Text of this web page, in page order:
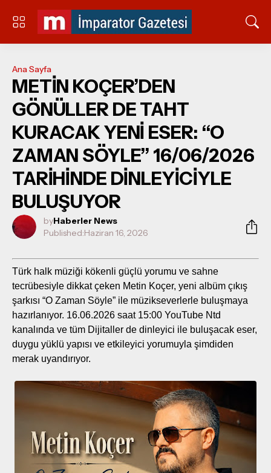
Ana Sayfa
METİN KOÇER’DEN
GÖNÜLLER DE TAHT
KURACAK YENİ ESER: “O
ZAMAN SÖYLE” 16/06/2026
TARİHİNDE DİNLEYİCİYLE
BULUŞUYOR
byHaberler News
Published:Haziran 16, 2026
Türk halk müziği kökenli güçlü yorumu ve sahne
tecrübesiyle dikkat çeken Metin Koçer, yeni albüm çıkış
şarkısı “O Zaman Söyle” ile müzikseverlerle buluşmaya
hazırlanıyor. 16.06.2026 saat 15:00 YouTube Ntd
kanalında ve tüm Dijitaller de dinleyici ile buluşacak eser,
duygu yüklü yapısı ve etkileyici yorumuyla şimdiden
merak uyandırıyor.